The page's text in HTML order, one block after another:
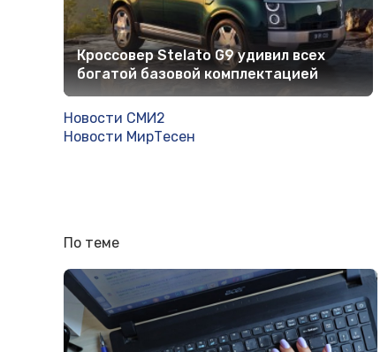
Кроссовер Stelato G9 удивил всех
богатой базовой комплектацией
Новости СМИ2
Новости МирТесен
По теме